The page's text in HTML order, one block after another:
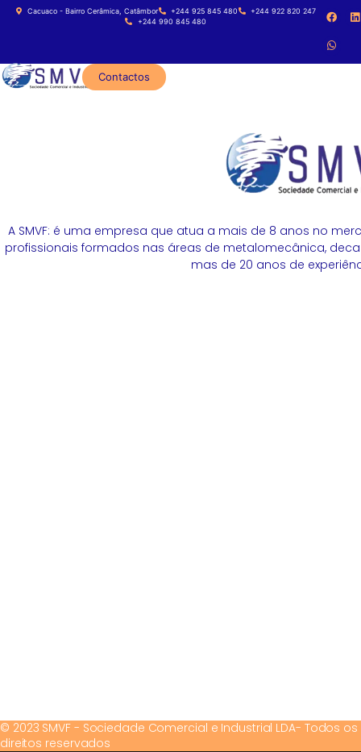
Cacuaco - Bairro Cerâmica, Catâmbor +244 925 845 480
+244 922 820 247
+244 990 845 480
Contactos
A SMVF: é uma empresa que atua a mais de 8 anos no
profissionais formados nas áreas de metalomecânica,
mas de 20 anos de
© 2023 SMVF - Sociedade Comercial e Industrial LDA- Todos os
direitos reservados